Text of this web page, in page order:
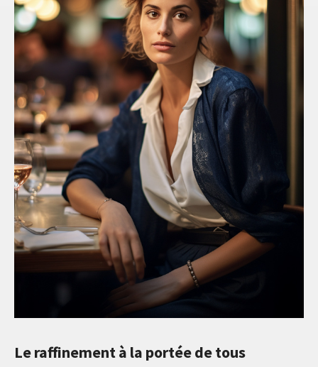
Le raffinement à la portée de tous